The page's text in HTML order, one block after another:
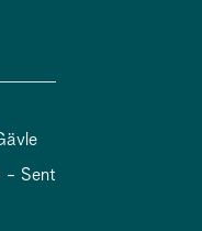
- Sent